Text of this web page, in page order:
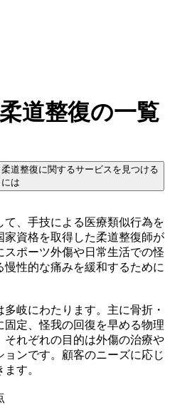
道整復の一覧
道整復に関するサービスを見つける
には
、手技による医療類似行為を
資格を取得した柔道整復師が
ポーツ外傷や日常生活での怪
性的な痛みを緩和するために
岐にわたります。主に骨折・
定、怪我の回復を早める物理
れぞれの目的は外傷の治療や
ンです。顧客のニーズに応じ
す。